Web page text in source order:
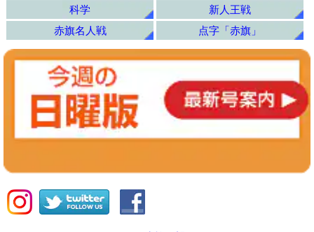
科学
新人王戦
赤旗名人戦
点字「赤旗」